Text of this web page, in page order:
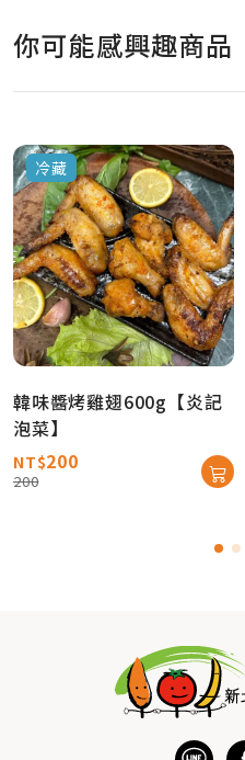
你可能感興趣商品
冷藏
韓味醬烤雞翅600g【炎記
泡菜】
NT$200
200